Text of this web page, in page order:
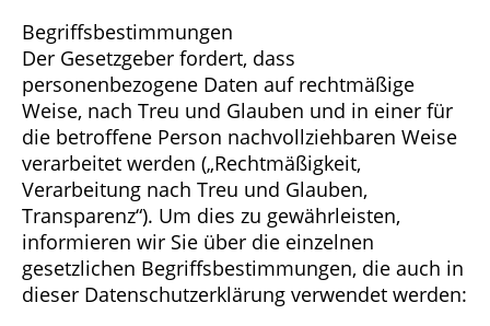
Begriffsbestimmungen
Der Gesetzgeber fordert, dass
personenbezogene Daten auf rechtmäßige
Weise, nach Treu und Glauben und in einer für
die betroffene Person nachvollziehbaren Weise
verarbeitet werden („Rechtmäßigkeit,
Verarbeitung nach Treu und Glauben,
Transparenz“). Um dies zu gewährleisten,
informieren wir Sie über die einzelnen
gesetzlichen Begriffsbestimmungen, die auch in
dieser Datenschutzerklärung verwendet werden: